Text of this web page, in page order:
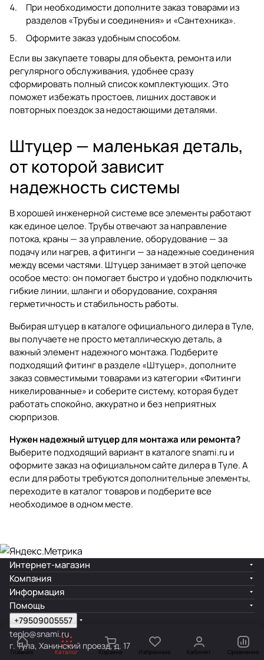
При необходимости дополните заказ товарами из
разделов«Трубы и соединения» и «Сантехника».
Оформите заказ удобным способом.
Если вы закупаете товары для объекта, ремонта или
регулярного обслуживания, удобнее сразу
сформировать полный список комплектующих. Это
поможет избежать простоев, лишних доставок и
повторных поездок за недостающими деталями.
Штуцер — маленькая деталь,
от которой зависит
надежность системы
В хорошей инженерной системе все элементы работают
как единое целое. Трубы отвечают за направление
потока, краны — за управление, оборудование — за
подачу или нагрев, а фитинги — за надежные соединения
между всеми частями. Штуцер занимает в этой цепочке
особое место: он помогает быстро и удобно подключить
гибкие линии, шланги и оборудование, сохраняя
герметичность и стабильность работы.
Выбирая штуцер в каталоге официального дилера в Туле,
вы получаете не просто металлическую деталь, а
важный элемент надежного монтажа. Подберите
подходящий фитинг в разделе«Штуцер», дополните
заказ совместимыми товарами из категории «Фитинги
никелированные» и соберите систему, которая будет
работать спокойно, аккуратно и без неприятных
сюрпризов.
Нужен надежный штуцер для монтажа или ремонта?
Выберите подходящий вариант в каталоге snami.ru и
оформите заказ на официальном сайте дилера в Туле. А
если для работы требуются дополнительные элементы,
переходите вкаталог товарови подберите все
необходимое в одном месте.
Главная Каталог Корзина Избранные Кабинет Сравнение
Интернет-магазин
Компания
Информация
Помощь
+79509005557
teplo@snami.ru
г. Тула, Ханинский проезд, д. 17